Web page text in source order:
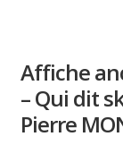
Affiche
– Qui dit
Pierre